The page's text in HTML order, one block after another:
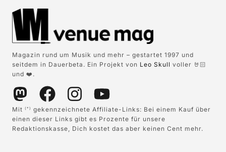
Magazin rund um Musik und mehr – gestartet 1997 und
seitdem in Dauerbeta. Ein Projekt von Leo Skull voller 🤘🏻
und ❤️.
Mit (*)
gekennzeichnete Affiliate-Links: Bei einem Kauf über
einen dieser Links gibt es Prozente für unsere
Redaktionskasse, Dich kostet das aber keinen Cent mehr.